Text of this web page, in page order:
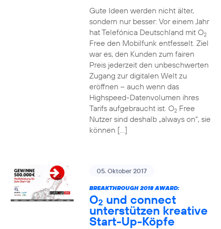
Gute Ideen werden nicht älter,
sondern nur besser: Vor einem Jahr
hat Telefónica Deutschland mit O2
Free den Mobilfunk entfesselt. Ziel
war es, den Kunden zum fairen
Preis jederzeit den unbeschwerten
Zugang zur digitalen Welt zu
eröffnen – auch wenn das
Highspeed-Datenvolumen ihres
Tarifs aufgebraucht ist. O2Free
Nutzer sind deshalb „always on“, sie
können […]
05. Oktober 2017
BREAKTHROUGH 2018 AWARD:
O2 und connect
unterstützen kreative
Start-Up-Köpfe